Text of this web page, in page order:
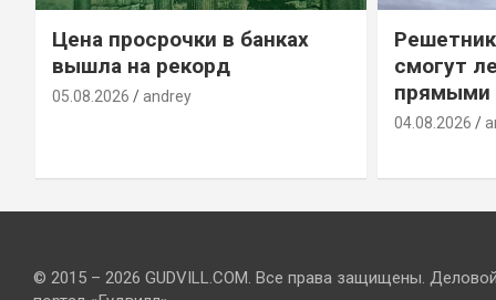
Цена просрочки в банках
вышла на рекорд
05.08.2026 andrey
смогут
прямыми
04.08.2026
© 2015 – 2026 GUDVILL.COM. Все права защищены.